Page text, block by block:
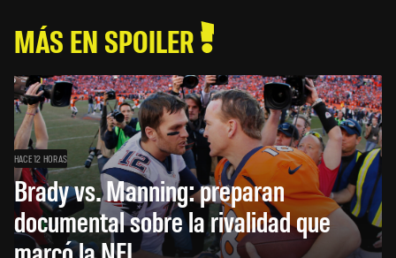
MÁS EN SPOILER
HACE 12 HORAS
Brady vs. Manning: preparan
documental sobre la rivalidad que